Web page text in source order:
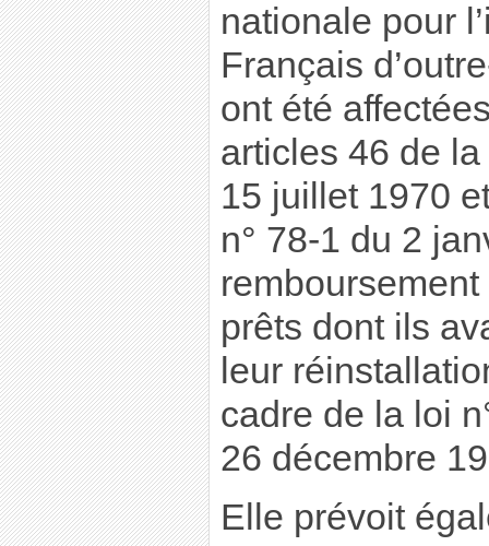
nationale pour
Français
ont été
articles 46 de
15 juillet 1970
n° 78-1 du 2
prêts dont ils
leur
cadre de la loi
26 décembre
Elle prévoit